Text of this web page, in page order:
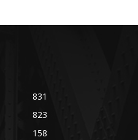
831
823
158